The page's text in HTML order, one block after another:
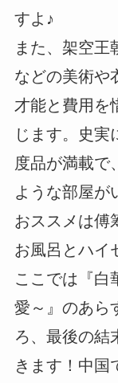
すよ♪
また、架空王
などの美術や
才能と費用を
じます。史実
度品が満載で
ような部屋が
おススメは傅
お風呂とハイ
ここでは『白
愛～』のあら
ろ、最後の結
きます！中国